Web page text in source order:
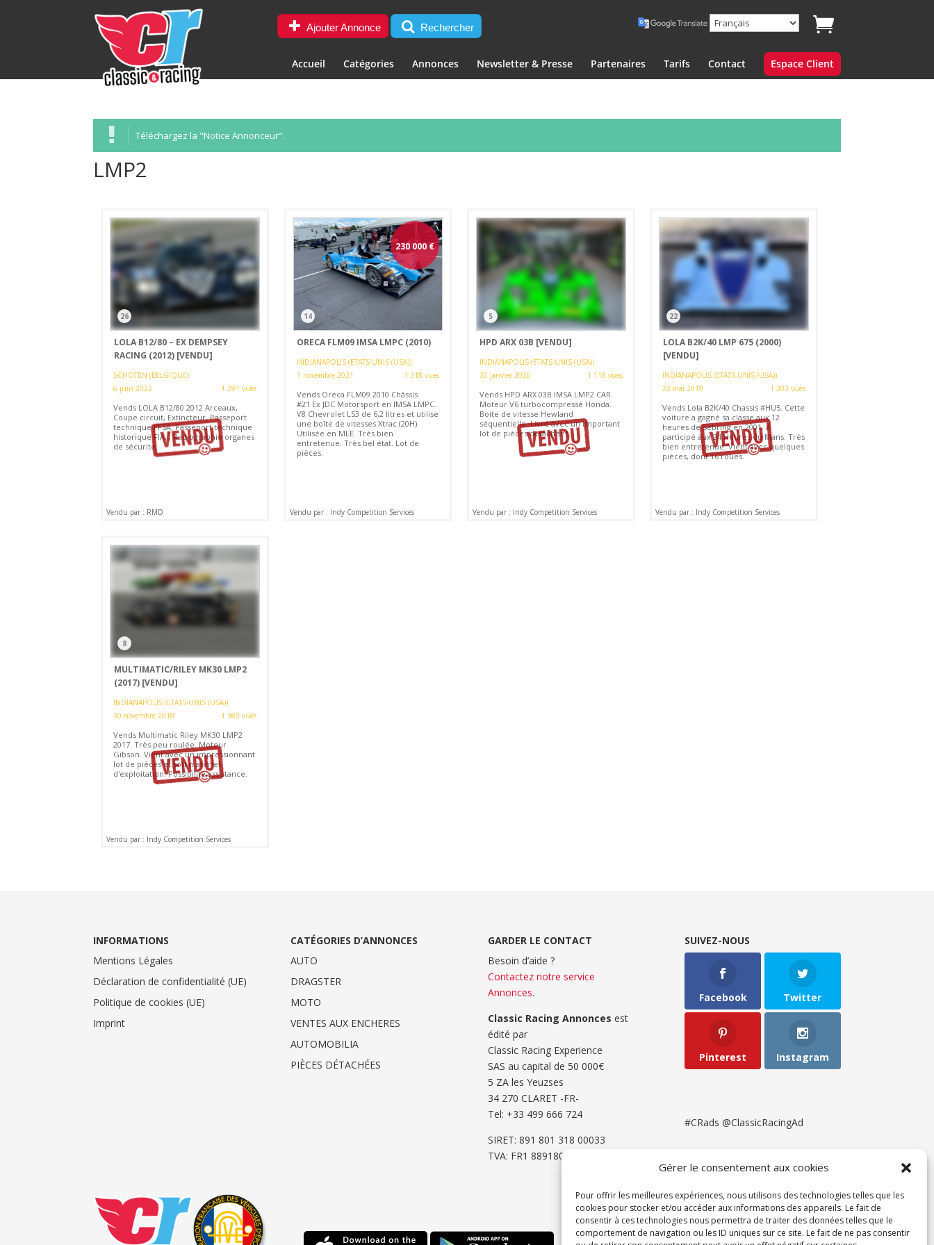
Gérer le consentement aux cookies
Pour offrir les meilleures expériences, nous utilisons des technologies telles que les
cookies pour stocker et/ou accéder aux informations des appareils. Le fait de
consentir à ces technologies nous permettra de traiter des données telles que le
comportement de navigation ou les ID uniques sur ce site. Le fait de ne pas consentir
Ajouter Annonce Rechercher
Accueil Catégories Annonces Newsletter & Presse Partenaires Tarifs Contact Espace Client
Téléchargez la "Notice Annonceur".
LMP2
26
LOLA B12/80 – EX DEMPSEY
RACING (2012) [VENDU]
SCHOTEN (BELGIQUE)
6 juin 2022
1 291 vues
Vends LOLA B12/80 2012 Arceaux,
Coupe circuit, Extincteur, Passeport
technique FFSA, Passeport technique
historique FIA, , Radiographie organes
de sécurité.
Vendu par : RMD
230 000 €
14
ORECA FLM09 IMSA LMPC (2010)
INDIANAPOLIS (ETATS-UNIS (USA))
1 novembre 2021
1 318 vues
Vends Oreca FLM09 2010 Châssis
#21.Ex JDC Motorsport en IMSA LMPC.
V8 Chevrolet LS3 de 6,2 litres et utilise
une boîte de vitesses Xtrac (20H).
Utilisée en MLE. Très bien
entretenue. Très bel état. Lot de
pièces.
Vendu par : Indy Competition Services
5
HPD ARX 03B [VENDU]
INDIANAPOLIS (ETATS-UNIS (USA))
30 janvier 2020
1 118 vues
Vends HPD ARX 03B IMSA LMP2 CAR.
Moteur V6 turbocompressé Honda.
Boite de vitesse Hewland
séquentielle. Livré avec un important
lot de pièces détachées.
Vendu par : Indy Competition Services
22
LOLA B2K/40 LMP 675 (2000)
[VENDU]
INDIANAPOLIS (ETATS-UNIS (USA))
22 mai 2019
1 303 vues
Vends Lola B2K/40 Chassis #HU5. Cette
voiture a gagné sa classe aux 12
heures de Sebring en 2001. A
participé aux 24 Heures du Mans. Très
bien entretenue. Vient avec quelques
pièces, dont 16 roues.
Vendu par : Indy Competition Services
8
MULTIMATIC/RILEY MK30 LMP2
(2017) [VENDU]
INDIANAPOLIS (ETATS-UNIS (USA))
30 novembre 2018
1 380 vues
Vends Multimatic Riley MK30 LMP2
2017. Très peu roulée. Moteur
Gibson. Vient avec un impressionnant
lot de pièces et son matériel
d'exploitation. Possibilité assistance.
Vendu par : Indy Competition Services
INFORMATIONS
Mentions Légales
Déclaration de confidentialité (UE)
Politique de cookies (UE)
Imprint
CATÉGORIES D’ANNONCES
AUTO
DRAGSTER
MOTO
VENTES AUX ENCHERES
AUTOMOBILIA
PIÈCES DÉTACHÉES
GARDER LE CONTACT
Besoin d’aide ?
Contactez notre service
Annonces.
Classic Racing Annonces est
édité par
Classic Racing Experience
SAS au capital de 50 000€
5 ZA les Yeuzses
34 270 CLARET -FR-
Tel: ‭+33 499 666 724‬
SIRET: 891 801 318 00033
TVA: FR1 8891801318
SUIVEZ-NOUS
Facebook Twitter
Pinterest Instagram
#CRads @ClassicRacingAd